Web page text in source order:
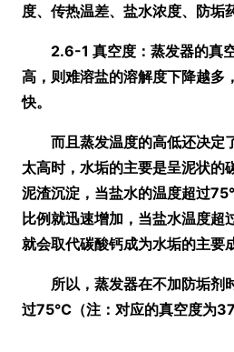
度、传热温差、盐水浓度、防垢
2.6-1 真空度：蒸发器的真
高，则难溶盐的溶解度下降越多
快。
而且蒸发温度的高低还决定
太高时，水垢的主要是呈泥状的
泥渣沉淀，当盐水的温度超过
比例就迅速增加，当盐水温度
就会取代碳酸钙成为水垢的主要
所以，蒸发器在不加防垢剂
过75℃ （注：对应的真空度为